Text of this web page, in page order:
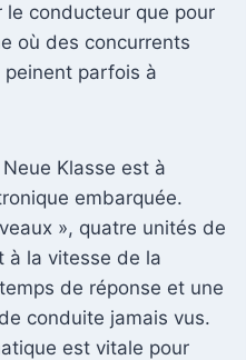
conducteur que pour
où des concurrents
parfois à
Klasse est à
embarquée.
», quatre unités de
à la vitesse de la
de réponse et une
conduite jamais vus.
est vitale pour